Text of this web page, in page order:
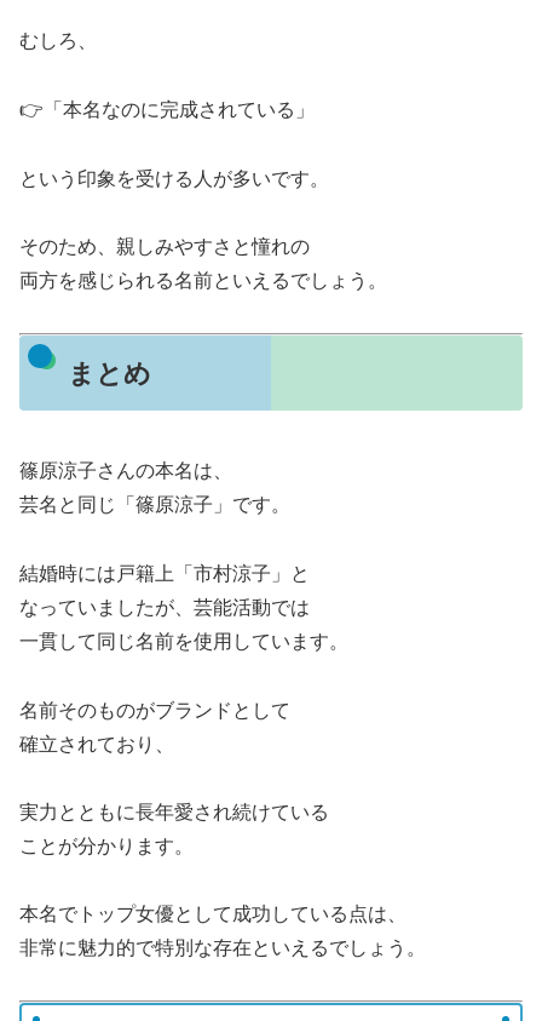
むしろ、
👉「本名なのに完成されている」
という印象を受ける人が多いです。
そのため、親しみやすさと憧れの
両方を感じられる名前といえるでしょう。
まとめ
篠原涼子さんの本名は、
芸名と同じ「篠原涼子」です。
結婚時には戸籍上「市村涼子」と
なっていましたが、芸能活動では
一貫して同じ名前を使用しています。
名前そのものがブランドとして
確立されており、
実力とともに長年愛され続けている
ことが分かります。
本名でトップ女優として成功している点は、
非常に魅力的で特別な存在といえるでしょう。